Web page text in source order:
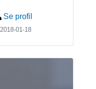
Se profil
2018-01-18